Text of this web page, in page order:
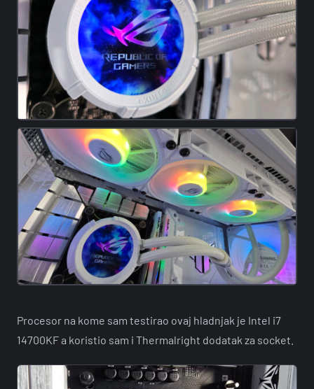
Procesor na kome sam testirao ovaj hladnjak je Intel i7
14700KF a koristio sam i Thermalright dodatak za socket.